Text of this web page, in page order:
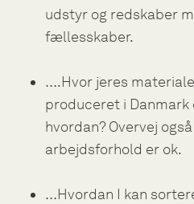
udstyr og redskaber
fællesskaber.
….Hvor jeres
produceret i
hvordan? Overvej
arbejdsforhold er ok.
…Hvordan I kan